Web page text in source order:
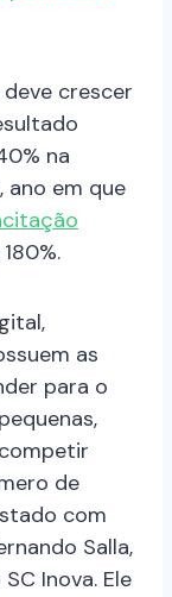
crescer
na
ano em que
as
para o
de
com
Salla,
Inova. Ele